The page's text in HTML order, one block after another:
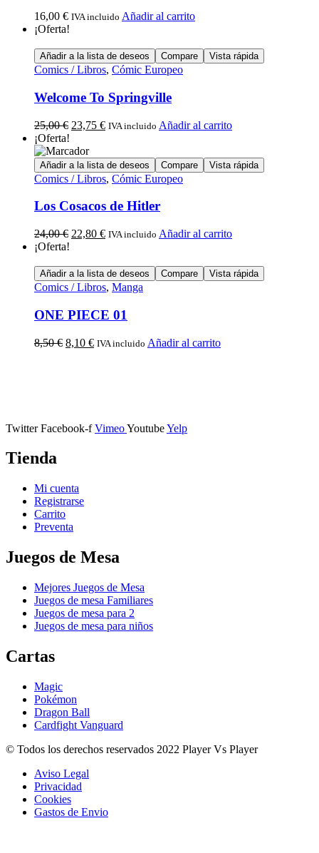
16,00 € IVA incluido Añadir al carrito
¡Oferta!
Añadir a la lista de deseos Compare Vista rápida
Comics / Libros, Cómic Europeo
Welcome To Springville
25,00€ 23,75 € IVA incluido Añadir al carrito
¡Oferta!
Añadir a la lista de deseos Compare Vista rápida
Comics / Libros, Cómic Europeo
Los Cosacos de Hitler
24,00€ 22,80 € IVA incluido Añadir al carrito
¡Oferta!
Añadir a la lista de deseos Compare Vista rápida
Comics / Libros, Manga
ONE PIECE 01
8,50€ 8,10 € IVA incluido Añadir al carrito
Twitter Facebook-f VimeoYoutubeYelp
Tienda
Mi cuenta
Registrarse
Carrito
Preventa
Juegos de Mesa
Mejores Juegos de Mesa
Juegos de mesa Familiares
Juegos de mesa para 2
Juegos de mesa para niños
Cartas
Magic
Pokémon
Dragon Ball
Cardfight Vanguard
© Todos los derechos reservados 2022 Player Vs Player
Aviso Legal
Privacidad
Cookies
Gastos de Envio